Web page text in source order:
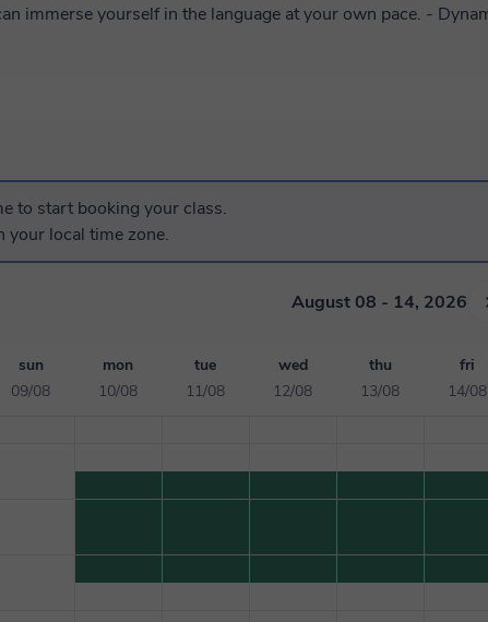
yourself in the language at your own pace. - Dynamic
and create a plan for your successful learning journey.
to start booking your class.
your local time zone.
August 08 - 14, 2026
sun
09/08
mon
10/08
tue
11/08
wed
12/08
thu
13/08
fri
14/08